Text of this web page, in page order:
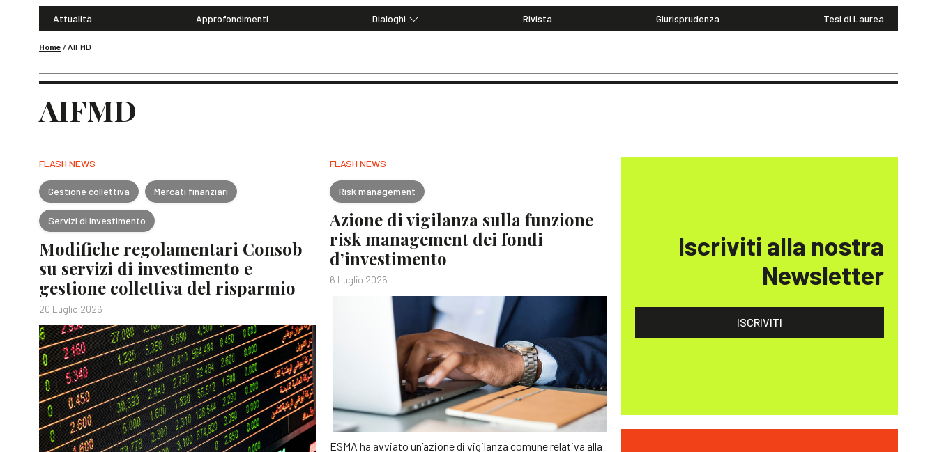
Attualità Approfondimenti
Dialoghi
Articoli
Rivista Giurisprudenza Tesi di Laurea
Home /AIFMD
AIFMD
FLASH NEWS
Gestione collettiva Mercati finanziari
Servizi di investimento
Modifiche regolamentari Consob
su servizi di investimento e
gestione collettiva del risparmio
20 Luglio 2026
FLASH NEWS
Risk management
Azione di vigilanza sulla funzione
risk management dei fondi
d’investimento
6 Luglio 2026
ESMA ha avviato un’azione di vigilanza comune relativa alla
Iscriviti alla nostra
Newsletter
ISCRIVITI